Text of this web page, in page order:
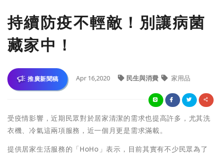
持續防疫不輕敵！別讓病菌
藏家中！
推廣新聞稿 Apr 16,2020 民生與消費 家用品
受疫情影響，近期民眾對於居家清潔的需求也提高許多，尤其洗
衣機、冷氣這兩項服務，近一個月更是需求滿載。
提供居家生活服務的「HoHo」表示，目前其實有不少民眾為了